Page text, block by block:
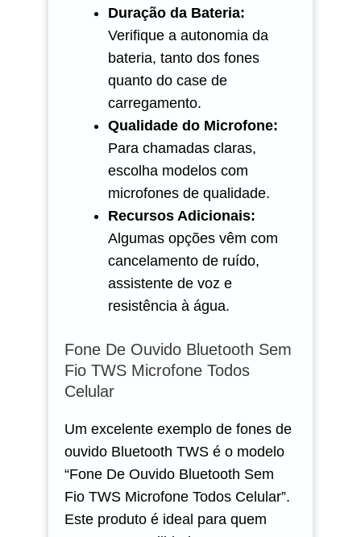
Duração da Bateria:
Verifique a autonomia da
bateria, tanto dos fones
quanto do case de
carregamento.
Qualidade do Microfone:
Para chamadas claras,
escolha modelos com
microfones de qualidade.
Recursos Adicionais:
Algumas opções vêm com
cancelamento de ruído,
assistente de voz e
resistência à água.
Fone De Ouvido Bluetooth Sem
Fio TWS Microfone Todos
Celular
Um excelente exemplo de fones de
ouvido Bluetooth TWS é o modelo
“Fone De Ouvido Bluetooth Sem
Fio TWS Microfone Todos Celular”.
Este produto é ideal para quem